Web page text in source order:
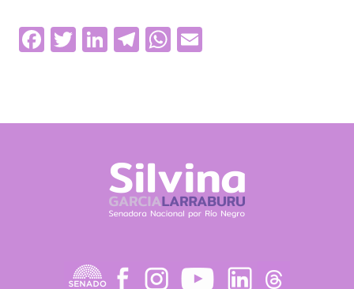
Facebook
Twitter
LinkedIn
Telegram
WhatsApp